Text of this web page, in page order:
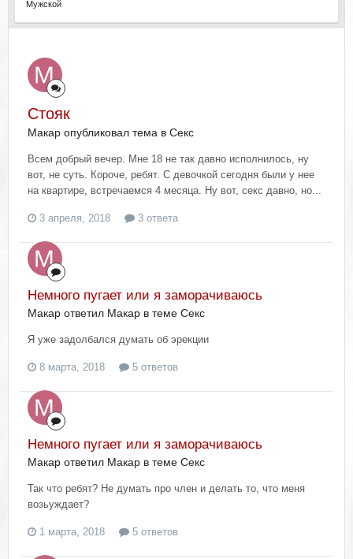
Мужской
Стояк
Макар опубликовал тема в Секс
Всем добрый вечер. Мне 18 не так давно исполнилось, ну
вот, не суть. Короче, ребят. С девочкой сегодня были у нее
на квартире, встречаемся 4 месяца. Ну вот, секс давно, но...
3 апреля, 2018 3 ответа
Немного пугает или я заморачиваюсь
Макар ответил Макар в теме Секс
Я уже задолбался думать об эрекции
8 марта, 2018 5 ответов
Немного пугает или я заморачиваюсь
Макар ответил Макар в теме Секс
Так что ребят? Не думать про член и делать то, что меня
возьуждает?
1 марта, 2018 5 ответов